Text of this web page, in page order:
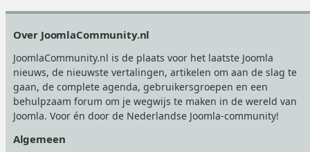
Over JoomlaCommunity.nl
JoomlaCommunity.nl is de plaats voor het laatste Joomla
nieuws, de nieuwste vertalingen, artikelen om aan de slag te
gaan, de complete agenda, gebruikersgroepen en een
behulpzaam forum om je wegwijs te maken in de wereld van
Joomla. Voor én door de Nederlandse Joomla-community!
Algemeen